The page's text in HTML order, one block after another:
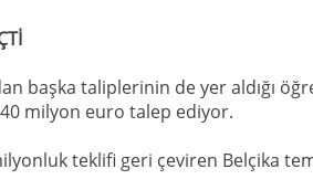
başka taliplerinin de yer aldığı
40 milyon euro talep ediyor.
teklifi geri çeviren Belçika